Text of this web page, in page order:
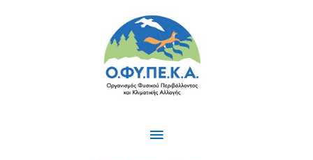
Κύριο
Μενού